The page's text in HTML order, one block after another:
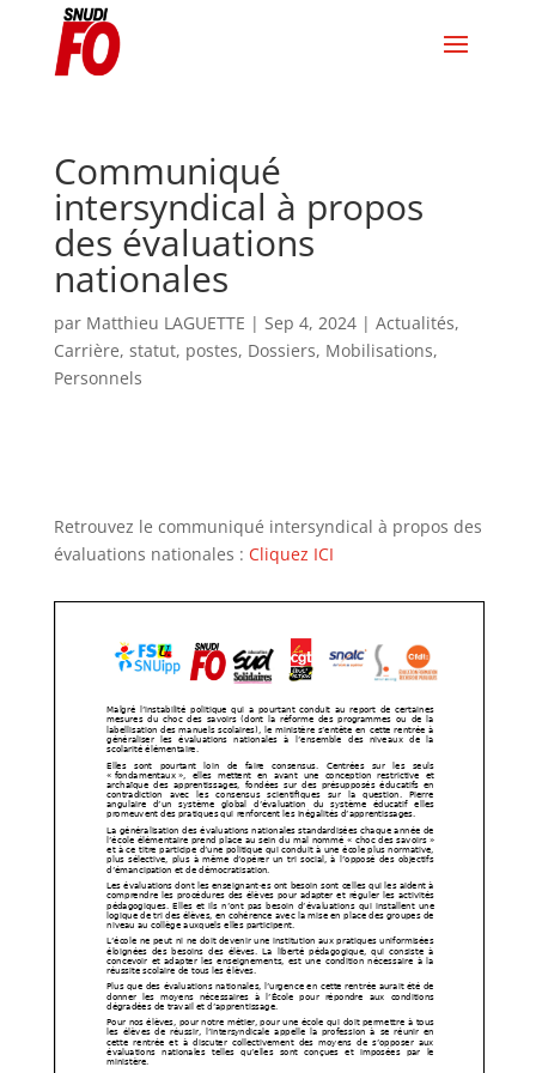
Communiqué
intersyndical à propos
des évaluations
nationales
par Matthieu LAGUETTE | Sep 4, 2024| Actualités,
Carrière, statut, postes, Dossiers, Mobilisations,
Personnels
Retrouvez le communiqué intersyndical à propos des
évaluations nationales : Cliquez ICI